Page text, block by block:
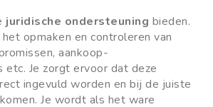
juridische ondersteuning bieden.
opmaken en controleren van
aankoop-
Je zorgt ervoor dat deze
ingevuld worden en bij de juiste
Je wordt als het ware